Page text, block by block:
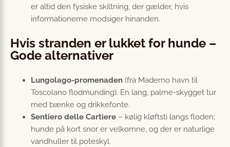
er altid den fysiske skiltning, der gælder, hvis
informationerne modsiger hinanden.
Hvis stranden er lukket for hunde –
Gode alternativer
Lungolago-promenaden (fra Maderno havn til
Toscolano flodmunding). En lang, palme-skygget tur
med bænke og drikkefonte.
Sentiero delle Cartiere – kølig kløftsti langs floden;
hunde på kort snor er velkomne, og der er naturlige
vandhuller til poteskyl.